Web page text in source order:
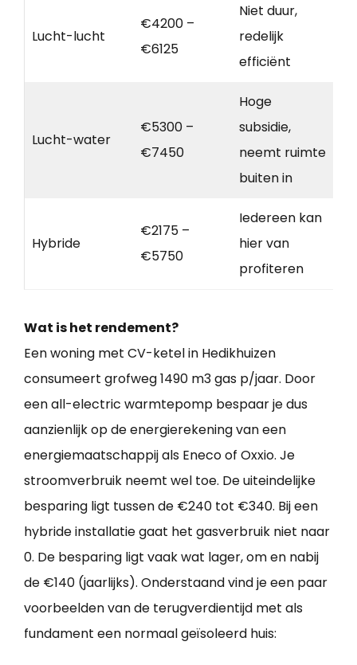
Lucht-lucht
€4200 –
€6125
Niet duur,
redelijk
efficiënt
Lucht-water
€5300 –
€7450
Hoge
subsidie,
neemt ruimte
buiten in
Hybride
€2175 –
€5750
Iedereen kan
hier van
profiteren
Wat is het rendement?
Een woning met CV-ketel in Hedikhuizen
consumeert grofweg 1490 m3 gas p/jaar. Door
een all-electric warmtepomp bespaar je dus
aanzienlijk op de energierekening van een
energiemaatschappij als Eneco of Oxxio. Je
stroomverbruik neemt wel toe. De uiteindelijke
besparing ligt tussen de €240 tot €340. Bij een
hybride installatie gaat het gasverbruik niet naar
0. De besparing ligt vaak wat lager, om en nabij
de €140 (jaarlijks). Onderstaand vind je een paar
voorbeelden van de terugverdientijd met als
fundament een normaal geïsoleerd huis: